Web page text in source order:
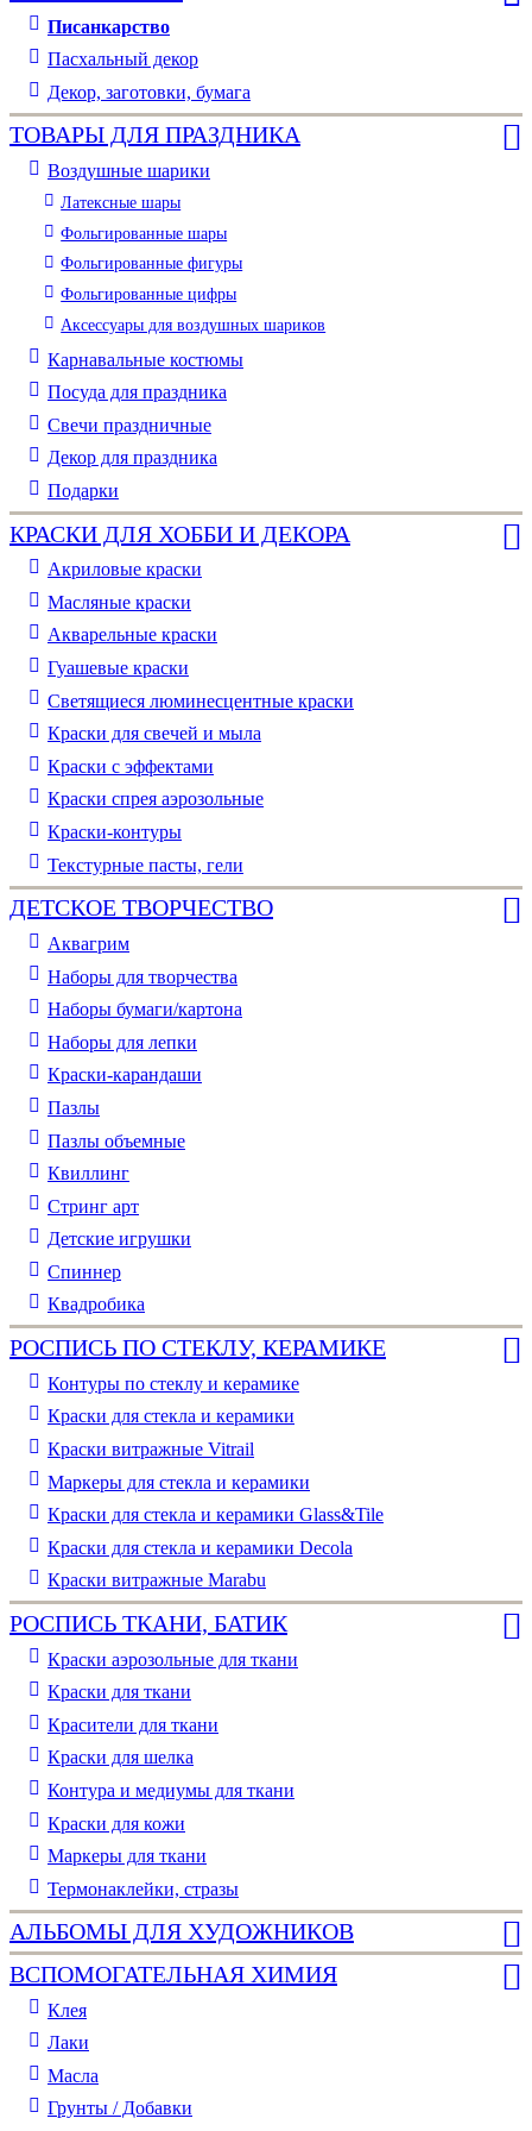
Писанкарство
Пасхальный декор
Декор, заготовки, бумага
ТОВАРЫ ДЛЯ ПРАЗДНИКА
Воздушные шарики
Латексные шары
Фольгированные шары
Фольгированные фигуры
Фольгированные цифры
Аксессуары для воздушных шариков
Карнавальные костюмы
Посуда для праздника
Свечи праздничные
Декор для праздника
Подарки
КРАСКИ ДЛЯ ХОББИ И ДЕКОРА
Акриловые краски
Масляные краски
Акварельные краски
Гуашевые краски
Светящиеся люминесцентные краски
Краски для свечей и мыла
Краски с эффектами
Краски спрея аэрозольные
Краски-контуры
Текстурные пасты, гели
ДЕТСКОЕ ТВОРЧЕСТВО
Аквагрим
Наборы для творчества
Наборы бумаги/картона
Наборы для лепки
Краски-карандаши
Пазлы
Пазлы объемные
Квиллинг
Стринг арт
Детские игрушки
Спиннер
Квадробика
РОСПИСЬ ПО СТЕКЛУ, КЕРАМИКЕ
Контуры по стеклу и керамике
Краски для стекла и керамики
Краски витражные Vitrail
Маркеры для стекла и керамики
Краски для стекла и керамики Glass&Tile
Краски для стекла и керамики Decola
Краски витражные Marabu
РОСПИСЬ ТКАНИ, БАТИК
Краски аэрозольные для ткани
Краски для ткани
Красители для ткани
Краски для шелка
Контура и медиумы для ткани
Краски для кожи
Маркеры для ткани
Термонаклейки, стразы
АЛЬБОМЫ ДЛЯ ХУДОЖНИКОВ
ВСПОМОГАТЕЛЬНАЯ ХИМИЯ
Клея
Лаки
Масла
Грунты / Добавки